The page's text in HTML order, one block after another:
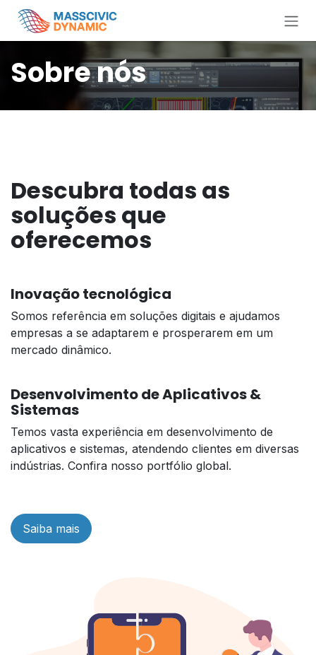
Pular para o conteúdo
Sobre nós
Descubra todas as
soluções que
oferecemos
Inovação tecnológica
Somos referência em soluções digitais e ajudamos
empresas a se adaptarem e prosperarem em um
mercado dinâmico.
Desenvolvimento de Aplicativos &
Sistemas
Temos vasta experiência em desenvolvimento de
aplicativos e sistemas, atendendo clientes em diversas
indústrias. Confira nosso portfólio global.
Saiba mais